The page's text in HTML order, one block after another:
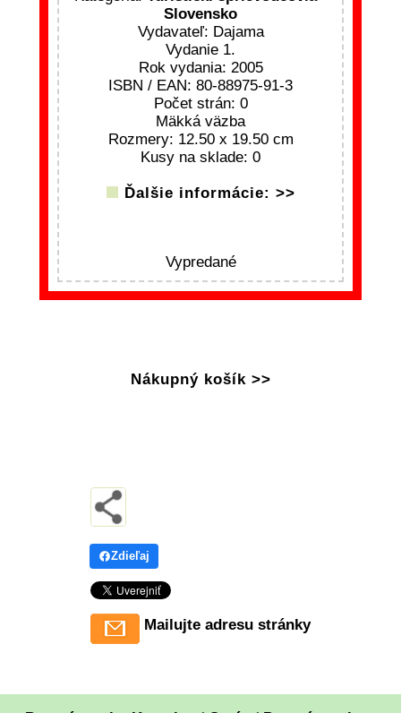
Slovensko
Vydavateľ: Dajama
Vydanie 1.
Rok vydania: 2005
ISBN / EAN: 80-88975-91-3
Počet strán: 0
Mäkká väzba
Rozmery: 12.50 x 19.50 cm
Kusy na sklade: 0
Ďalšie informácie: >>
Vypredané
Nákupný košík >>
Zdieľaj
Mailujte adresu stránky